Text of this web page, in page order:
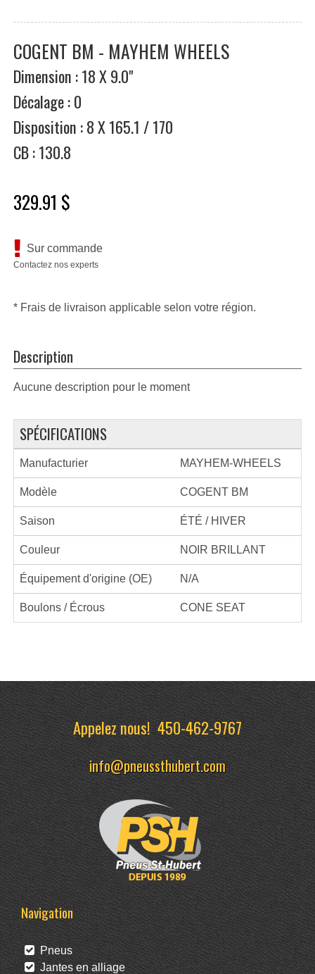
COGENT BM - MAYHEM WHEELS
Dimension : 18 X 9.0"
Décalage : 0
Disposition : 8 X 165.1 / 170
CB : 130.8
329.91 $
Sur commande
Contactez nos experts
* Frais de livraison applicable selon votre région.
Description
Aucune description pour le moment
SPÉCIFICATIONS
Manufacturier MAYHEM-WHEELS
Modèle COGENT BM
Saison ÉTÉ / HIVER
Couleur NOIR BRILLANT
Équipement d'origine (OE) N/A
Boulons / Écrous CONE SEAT
Appelez nous!450-462-9767
info@pneussthubert.com
Navigation
Pneus
Jantes en alliage